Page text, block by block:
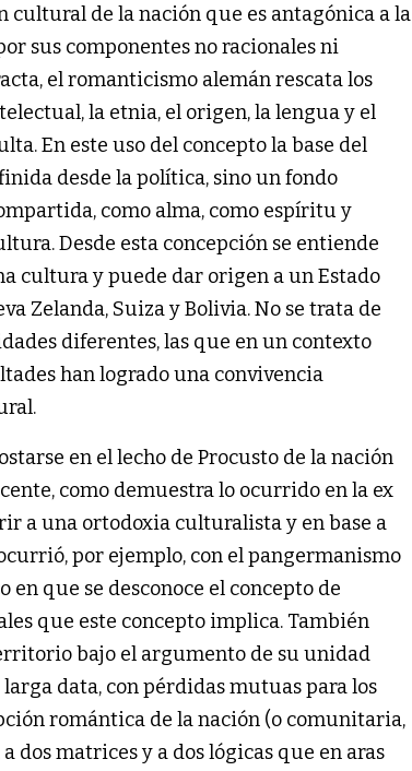
de la nación que es antagónica a la
sus componentes no racionales ni
el romanticismo alemán rescata los
la etnia, el origen, la lengua y el
En este uso del concepto la base del
desde la política, sino un fondo
como alma, como espíritu y
Desde esta concepción se entiende
cultura y puede dar origen a un Estado
Zelanda, Suiza y Bolivia. No se trata de
diferentes, las que en un contexto
han logrado una convivencia
en el lecho de Procusto de la nación
como demuestra lo ocurrido en la ex
a una ortodoxia culturalista y en base a
por ejemplo, con el pangermanismo
que se desconoce el concepto de
que este concepto implica. También
bajo el argumento de su unidad
data, con pérdidas mutuas para los
romántica de la nación (o comunitaria,
dos matrices y a dos lógicas que en aras